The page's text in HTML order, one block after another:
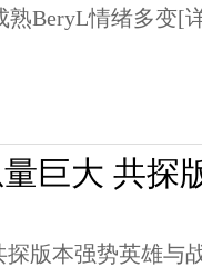
熟BeryL情绪多变[
巨大 共探
版本强势英雄与